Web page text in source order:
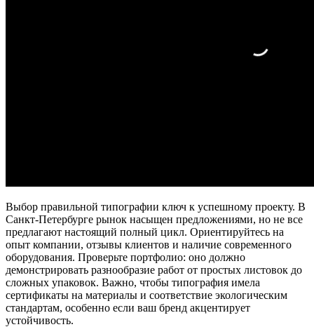
Выбор правильной типографии ключ к успешному проекту. В
Санкт-Петербурге рынок насыщен предложениями, но не все
предлагают настоящий полный цикл. Ориентируйтесь на
опыт компании, отзывы клиентов и наличие современного
оборудования. Проверьте портфолио: оно должно
демонстрировать разнообразие работ от простых листовок до
сложных упаковок. Важно, чтобы типография имела
сертификаты на материалы и соответствие экологическим
стандартам, особенно если ваш бренд акцентирует
устойчивость.